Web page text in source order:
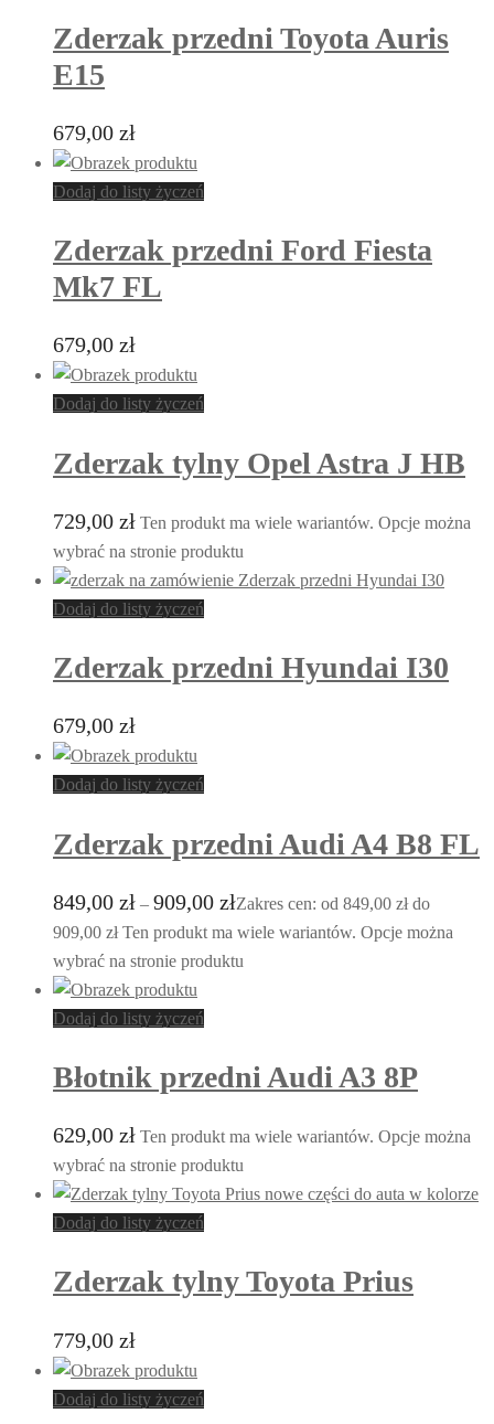
Zderzak przedni Toyota Auris
E15
679,00 zł
Dodaj do listy życzeń
Zderzak przedni Ford Fiesta
Mk7 FL
679,00 zł
Dodaj do listy życzeń
Zderzak tylny Opel Astra J HB
729,00 zł Ten produkt ma wiele wariantów. Opcje można
wybrać na stronie produktu
Dodaj do listy życzeń
Zderzak przedni Hyundai I30
679,00 zł
Dodaj do listy życzeń
Zderzak przedni Audi A4 B8 FL
849,00 zł – 909,00 złZakres cen: od 849,00 zł do
909,00 zł Ten produkt ma wiele wariantów. Opcje można
wybrać na stronie produktu
Dodaj do listy życzeń
Błotnik przedni Audi A3 8P
629,00 zł Ten produkt ma wiele wariantów. Opcje można
wybrać na stronie produktu
Dodaj do listy życzeń
Zderzak tylny Toyota Prius
779,00 zł
Dodaj do listy życzeń